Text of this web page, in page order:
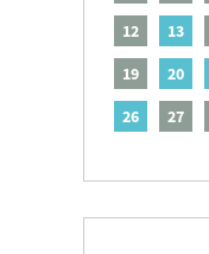
12
13
19
20
26
27